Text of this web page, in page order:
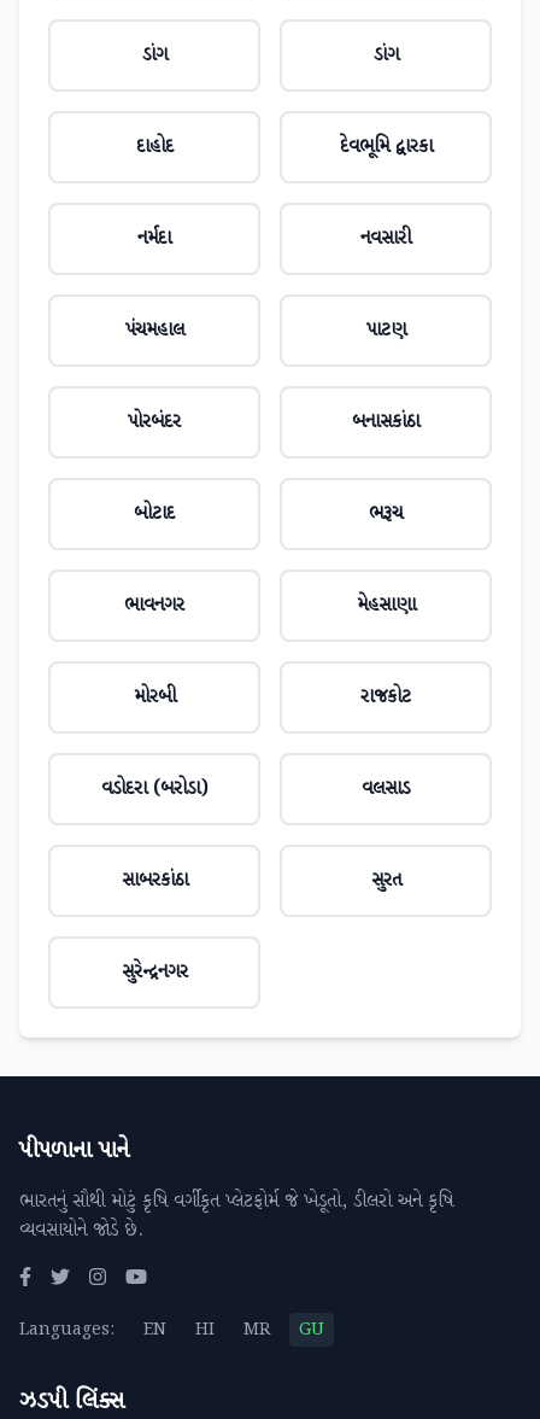
ડાંગ ડાંગ
દાહોદ દેવભૂમિ દ્વારકા
નર્મદા નવસારી
પંચમહાલ પાટણ
પોરબંદર બનાસકાંઠા
બોટાદ ભરૂચ
ભાવનગર મેહસાણા
મોરબી રાજકોટ
વડોદરા (બરોડા) વલસાડ
સાબરકાંઠા સુરત
સુરેન્દ્રનગર
પીપળાના પાને
ભારતનું સૌથી મોટું કૃષિ વર્ગીકૃત પ્લેટફોર્મ જે ખેડૂતો, ડીલરો અને કૃષિ
વ્યવસાયોને જોડે છે.
Languages: EN HI MR GU
ઝડપી લિંક્સ